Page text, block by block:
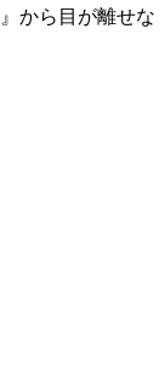
』から目が離せな